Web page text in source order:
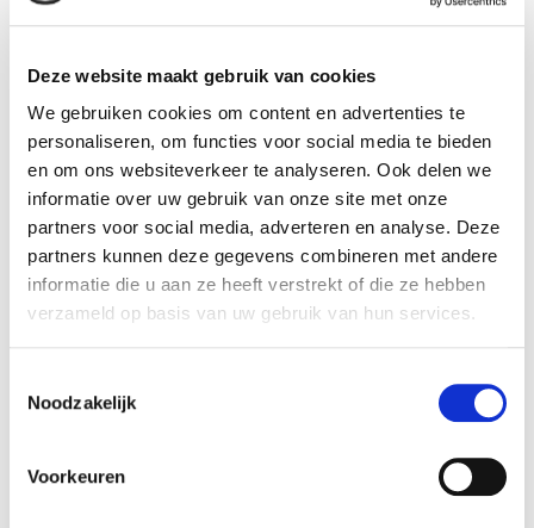
Deze website maakt gebruik van cookies
We gebruiken cookies om content en advertenties te
personaliseren, om functies voor social media te bieden
en om ons websiteverkeer te analyseren. Ook delen we
informatie over uw gebruik van onze site met onze
partners voor social media, adverteren en analyse. Deze
partners kunnen deze gegevens combineren met andere
informatie die u aan ze heeft verstrekt of die ze hebben
verzameld op basis van uw gebruik van hun services.
Noodzakelijk
Voorkeuren
klant van ons laatst zei: “Mercedes maakt geen fietsen,
waar ze goed in zijn.
De belangrijkste vraag is eigenlijk: durf je eerlijk te kijken
naar je eigen IT-landschap? Niet alles hoeft morgen
anders, maar je moet wél weten waar je staat. De quick
scan van Asista helpt daarbij. Met deze vrijblijvende scan
snel je snel of jouw applicatielandschap geschikt is voor
de overstap naar de serverloze werkplek van Asista: de
veiligste werkplek voor de moderne accountant.